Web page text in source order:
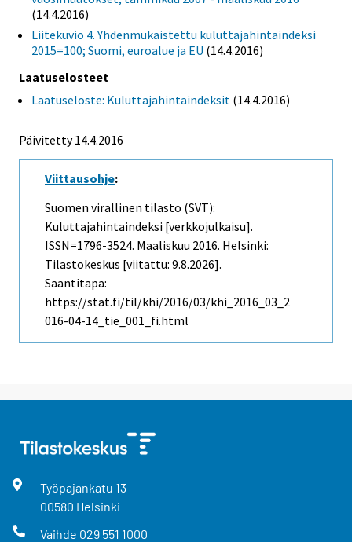
(14.4.2016)
Liitekuvio 4. Yhdenmukaistettu kuluttajahintaindeksi
2015=100; Suomi, euroalue ja EU (14.4.2016)
Laatuselosteet
Laatuseloste: Kuluttajahintaindeksit (14.4.2016)
Päivitetty 14.4.2016
Viittausohje:
Suomen virallinen tilasto (SVT):
Kuluttajahintaindeksi [verkkojulkaisu].
ISSN=1796-3524. Maaliskuu 2016. Helsinki:
Tilastokeskus [viitattu: 9.8.2026].
Saantitapa:
https://stat.fi/til/khi/2016/03/khi_2016_03_2
016-04-14_tie_001_fi.html
Työpajankatu 13
00580 Helsinki
Vaihde 029 551 1000